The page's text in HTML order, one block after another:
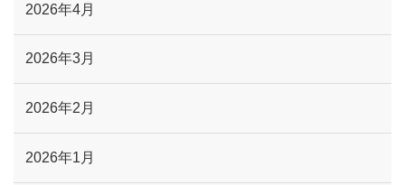
2026年4月
2026年3月
2026年2月
2026年1月